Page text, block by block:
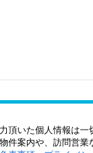
頂いた個人情報は一
件案内や、訪問営業